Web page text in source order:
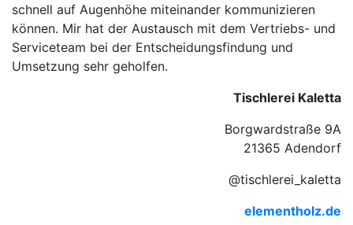
schnell auf Augenhöhe miteinander kommunizieren
können. Mir hat der Austausch mit dem Vertriebs- und
Serviceteam bei der Entscheidungsfindung und
Umsetzung sehr geholfen.
Tischlerei Kaletta
Borgwardstraße 9A
21365 Adendorf
@tischlerei_kaletta
elementholz.de